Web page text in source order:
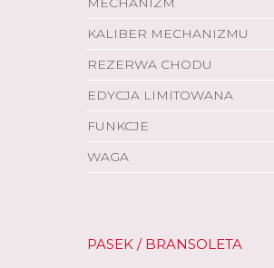
KALIBER MECHANIZMU
REZERWA CHODU
EDYCJA LIMITOWANA
FUNKCJE
WAGA
PASEK / BRANSOLETA